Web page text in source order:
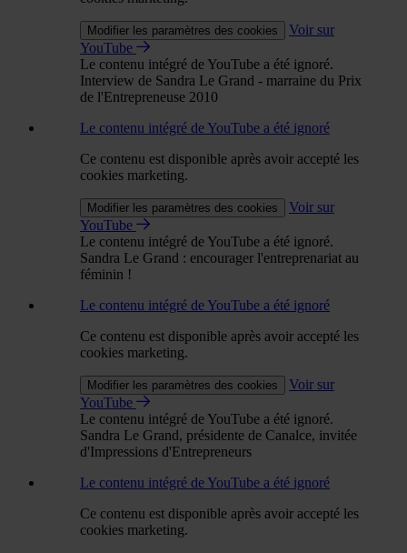
Modifier les paramètres des cookies
Voir sur
YouTube
Le contenu intégré de YouTube a été ignoré.
Interview de Sandra Le Grand - marraine du Prix
de l'Entrepreneuse 2010
Le contenu intégré de YouTube a été ignoré
Ce contenu est disponible après avoir accepté les
cookies marketing.
Modifier les paramètres des cookies
Voir sur
YouTube
Le contenu intégré de YouTube a été ignoré.
Sandra Le Grand : encourager l'entreprenariat au
féminin !
Le contenu intégré de YouTube a été ignoré
Ce contenu est disponible après avoir accepté les
cookies marketing.
Modifier les paramètres des cookies
Voir sur
YouTube
Le contenu intégré de YouTube a été ignoré.
Sandra Le Grand, présidente de Canalce, invitée
d'Impressions d'Entrepreneurs
Le contenu intégré de YouTube a été ignoré
Ce contenu est disponible après avoir accepté les
cookies marketing.